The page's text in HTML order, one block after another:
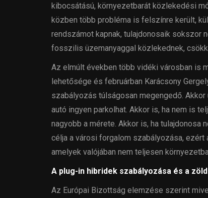
kibocsátású, környezetbarát közlekedési
közben több probléma is felszínre került,
rendszámot kapnak, tulajdonosaik sokszor
fosszilis üzemanyaggal közlekednek,
Az elmúlt években több vidéki városban is
lehetősége és februárban Karácsony
szabályozás túlságosan megengedő.
autó ingyen parkolhat. Akkor is, ha nem is
nagyobb a mérete. Akkor is, ha
célja a városi forgalom szabályozása, ezért
amelyek valójában nem teljesen
A plug-in hibridek szabályozása és a
Az Európai Bizottság elemzése szerint